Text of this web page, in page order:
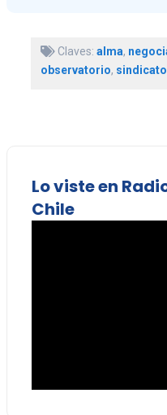
Claves: alma,
observatorio, sindicato
Lo viste en
Chile